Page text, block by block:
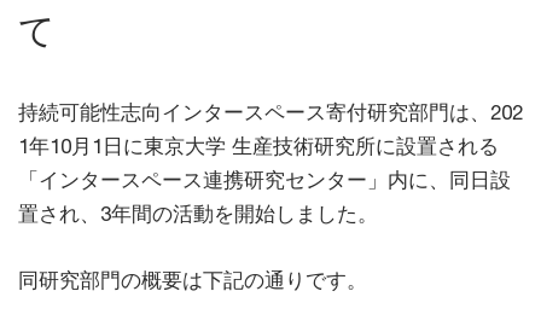
て
持続可能性志向インタースペース寄付研究部門は、202
1年10月1日に東京大学 生産技術研究所に設置される
「インタースペース連携研究センター」内に、同日設
置され、3年間の活動を開始しました。
同研究部門の概要は下記の通りです。